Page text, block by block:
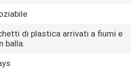
di plastica arrivati a fiumi e
balla.